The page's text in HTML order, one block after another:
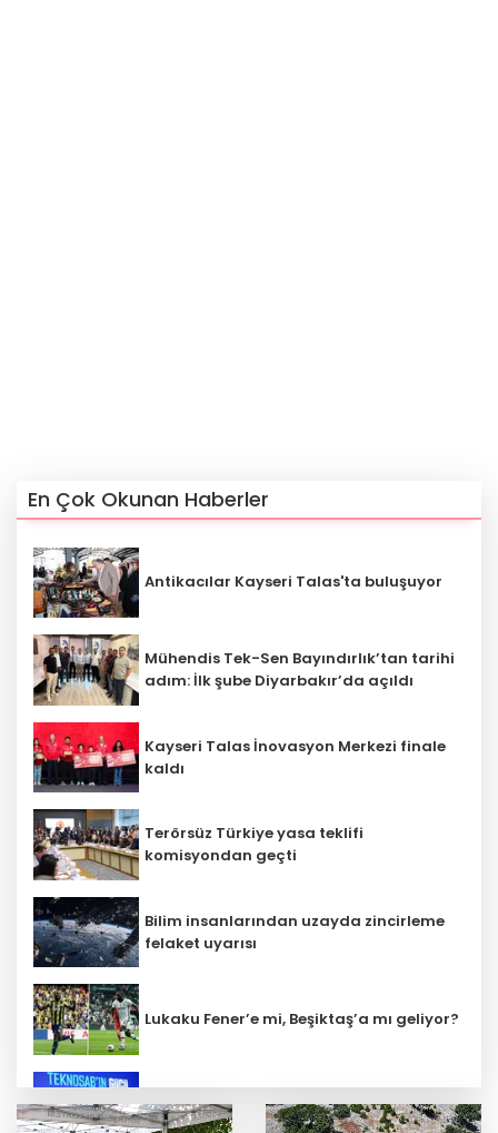
En Çok Okunan Haberler
Antikacılar Kayseri Talas'ta buluşuyor
Mühendis Tek-Sen Bayındırlık’tan tarihi
adım: İlk şube Diyarbakır’da açıldı
Kayseri Talas İnovasyon Merkezi finale
kaldı
Terörsüz Türkiye yasa teklifi
komisyondan geçti
Bilim insanlarından uzayda zincirleme
felaket uyarısı
Lukaku Fener’e mi, Beşiktaş’a mı geliyor?
önde! Dev lansmanda neler oldu?